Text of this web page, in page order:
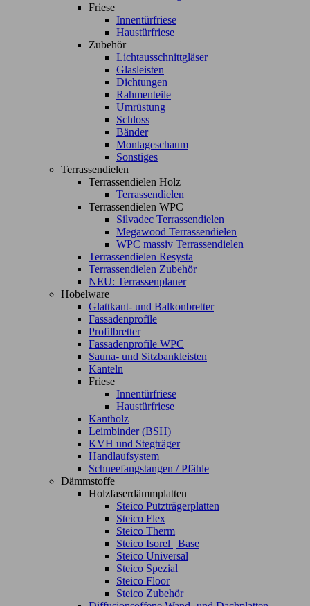
Friese
Innentürfriese
Haustürfriese
Zubehör
Lichtausschnittgläser
Glasleisten
Dichtungen
Rahmenteile
Umrüstung
Schloss
Bänder
Montageschaum
Sonstiges
Terrassendielen
Terrassendielen Holz
Terrassendielen
Terrassendielen WPC
Silvadec Terrassendielen
Megawood Terrassendielen
WPC massiv Terrassendielen
Terrassendielen Resysta
Terrassendielen Zubehör
NEU: Terrassenplaner
Hobelware
Glattkant- und Balkonbretter
Fassadenprofile
Profilbretter
Fassadenprofile WPC
Sauna- und Sitzbankleisten
Kanteln
Friese
Innentürfriese
Haustürfriese
Kantholz
Leimbinder (BSH)
KVH und Stegträger
Handlaufsystem
Schneefangstangen / Pfähle
Dämmstoffe
Holzfaserdämmplatten
Steico Putzträgerplatten
Steico Flex
Steico Therm
Steico Isorel | Base
Steico Universal
Steico Spezial
Steico Floor
Steico Zubehör